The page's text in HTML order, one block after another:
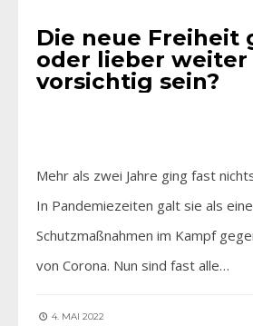
Die neue Freiheit
oder lieber weiter
vorsichtig sein?
Mehr als zwei Jahre ging fast
In Pandemiezeiten galt sie als
Schutzmaßnahmen im Kampf
von Corona. Nun sind fast alle…
4. MAI 2022